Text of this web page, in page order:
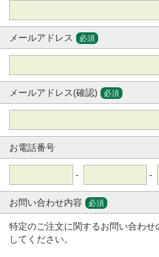
メールアドレス 必須
メールアドレス(確認) 必須
お電話番号
- -
お問い合わせ内容 必須
特定のご注文に関するお問い合わせ
してください。